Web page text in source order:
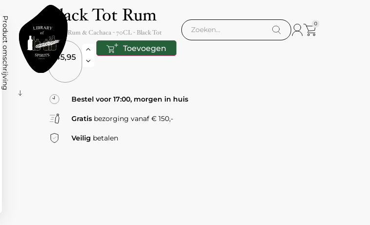
0
Product omschrijving
Black Tot Rum
Japan - Rum & Cachaca -70CL- Black Tot
45,95
Toevoegen
Bestel voor 17:00, morgen in huis
Gratis bezorging vanaf € 150,-
Veilig betalen